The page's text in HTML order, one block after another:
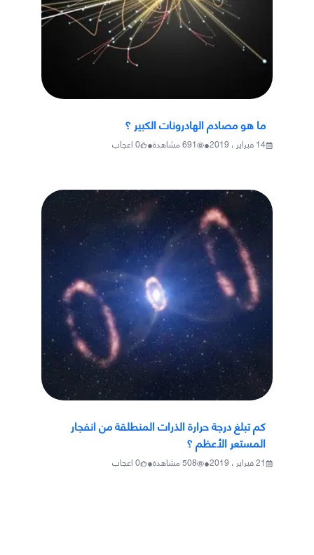
ما هو مصادم الهادرونات الكبير ؟
14 فبراير ، 2019 •
691مشاهدة•
0اعجاب
كم تبلغ درجة حرارة الذرات المنطلقة من انفجار
المستعر الأعظم ؟
21 فبراير ، 2019 •
508مشاهدة•
0اعجاب